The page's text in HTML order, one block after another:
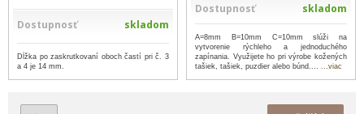
Dostupnosť skladom
Dĺžka po zaskrutkovaní oboch častí pri č. 3
a 4 je 14 mm.
Dostupnosť skladom
A=8mm B=10mm C=10mm slúži na
vytvorenie rýchleho a jednoduchého
zapínania. Využijete ho pri výrobe kožených
tašiek, tašiek, puzdier alebo búnd....
...viac